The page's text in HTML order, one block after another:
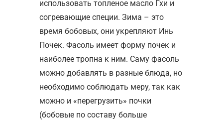
использовать топленое масло Гхи и
согревающие специи. Зима – это
время бобовых, они укрепляют Инь
Почек. Фасоль имеет форму почек и
наиболее тропна к ним. Саму фасоль
можно добавлять в разные блюда, но
необходимо соблюдать меру, так как
можно и «перегрузить» почки
(бобовые по составу больше